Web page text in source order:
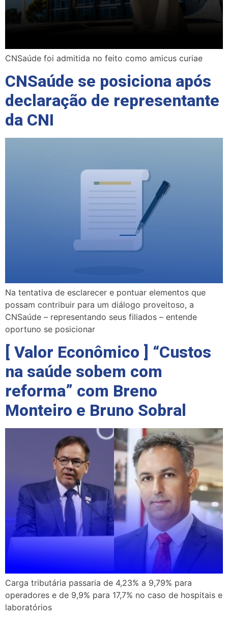
CNSaúde foi admitida no feito como amicus curiae
CNSaúde se posiciona após
declaração de representante
da CNI
Na tentativa de esclarecer e pontuar elementos que
possam contribuir para um diálogo proveitoso, a
CNSaúde – representando seus filiados – entende
oportuno se posicionar
[ Valor Econômico ] “Custos
na saúde sobem com
reforma” com Breno
Monteiro e Bruno Sobral
Carga tributária passaria de 4,23% a 9,79% para
operadores e de 9,9% para 17,7% no caso de hospitais e
laboratórios